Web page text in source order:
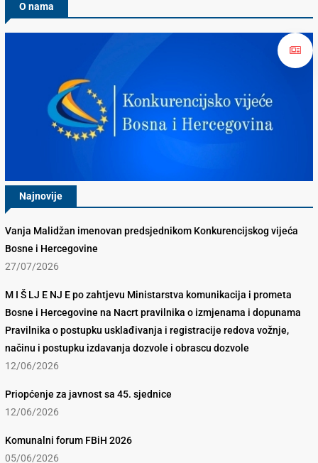
O nama
Najnovije
Vanja Malidžan imenovan predsjednikom Konkurencijskog vijeća
Bosne i Hercegovine
27/07/2026
M I Š LJ E NJ E po zahtjevu Ministarstva komunikacija i prometa
Bosne i Hercegovine na Nacrt pravilnika o izmjenama i dopunama
Pravilnika o postupku usklađivanja i registracije redova vožnje,
načinu i postupku izdavanja dozvole i obrascu dozvole
12/06/2026
Priopćenje za javnost sa 45. sjednice
12/06/2026
Komunalni forum FBiH 2026
05/06/2026